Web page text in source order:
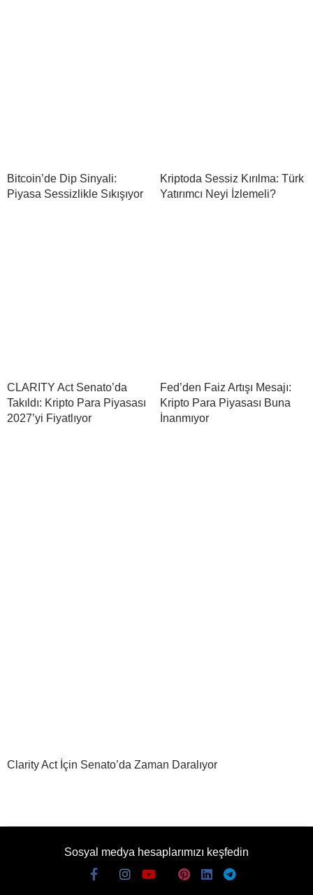
Bitcoin’de Dip Sinyali:
Piyasa Sessizlikle Sıkışıyor
Kriptoda Sessiz Kırılma: Türk
Yatırımcı Neyi İzlemeli?
CLARITY Act Senato’da
Takıldı: Kripto Para Piyasası
2027’yi Fiyatlıyor
Fed’den Faiz Artışı Mesajı:
Kripto Para Piyasası Buna
İnanmıyor
Clarity Act İçin Senato’da Zaman Daralıyor
Sosyal medya hesaplarımızı keşfedin